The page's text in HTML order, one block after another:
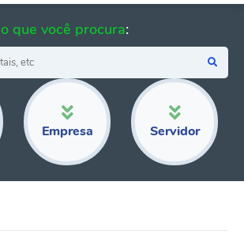
o que você procura:
Empresa Servidor